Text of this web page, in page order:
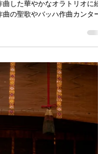
arts
3 min read
ドからカンタータ
の歴史を紐解けば、モーツァル
曲した華やかなオラトリオに続
曲の聖歌やバッハ作曲カンター
が、随所で光を放つ。百合子は
る典礼曲を、バッハ作曲カンタ
。シンプルな歌詞もいい。ド
にする時は、和訳は承知してい
きな言語の響きから、エッセン